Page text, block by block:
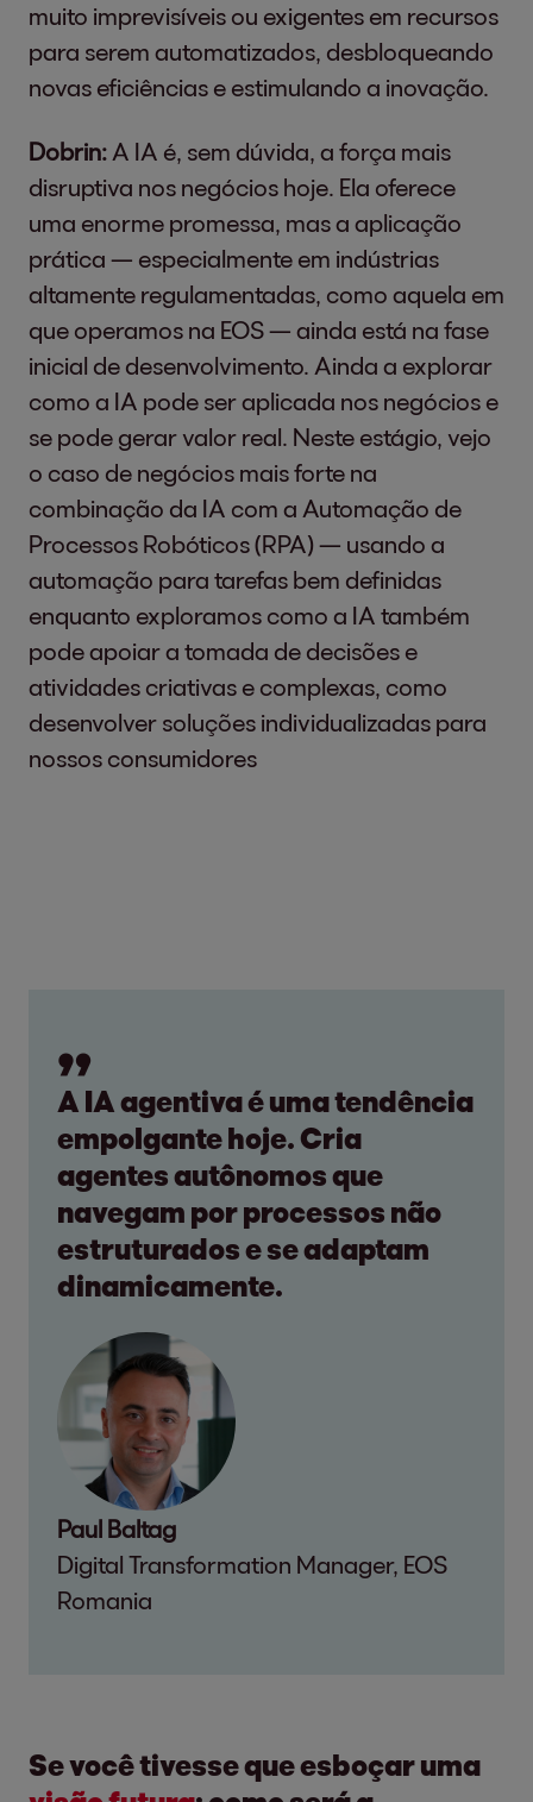
muito imprevisíveis ou exigentes em recursos
para serem automatizados, desbloqueando
novas eficiências e estimulando a inovação.
Dobrin: A IA é, sem dúvida, a força mais
disruptiva nos negócios hoje. Ela oferece
uma enorme promessa, mas a aplicação
prática — especialmente em indústrias
altamente regulamentadas, como aquela em
que operamos na EOS — ainda está na fase
inicial de desenvolvimento. Ainda a explorar
como a IA pode ser aplicada nos negócios e
se pode gerar valor real. Neste estágio, vejo
o caso de negócios mais forte na
combinação da IA com a Automação de
Processos Robóticos (RPA) — usando a
automação para tarefas bem definidas
enquanto exploramos como a IA também
pode apoiar a tomada de decisões e
atividades criativas e complexas, como
desenvolver soluções individualizadas para
nossos consumidores
A IA agentiva é uma tendência
empolgante hoje. Cria
agentes autônomos que
navegam por processos não
estruturados e se adaptam
dinamicamente.
Paul Baltag
Digital Transformation Manager, EOS
Romania
Se você tivesse que esboçar uma